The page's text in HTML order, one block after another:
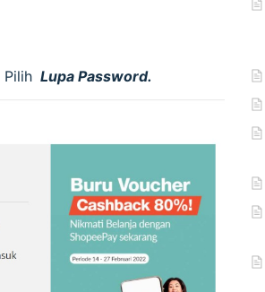
Pilih Lupa Password.